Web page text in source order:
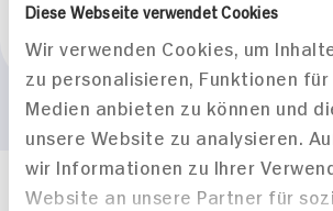
Diese Webseite verwendet Cookies
Wir verwenden Cookies, um
zu personalisieren, Funktionen
Medien anbieten zu können und
unsere Website zu analysieren.
wir Informationen zu Ihrer
Website an unsere Partner für
Marke
REWE BIO
Häufig gestellte Fragen